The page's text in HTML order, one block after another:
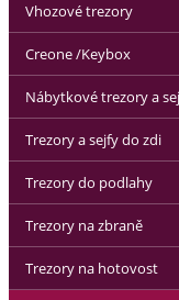
Vhozové trezory
Creone /Keybox
Nábytkové trezory a
Trezory a sejfy do zdi
Trezory do podlahy
Trezory na zbraně
Trezory na hotovost